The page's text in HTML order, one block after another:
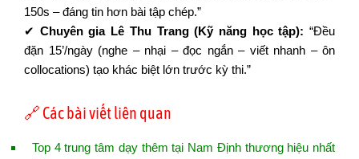
150s – đáng tin hơn bài tập chép.”
✔ Chuyên gia Lê Thu Trang (Kỹ năng học tập): “Đều
đặn 15’/ngày (nghe – nhại – đọc ngắn – viết nhanh – ôn
collocations) tạo khác biệt lớn trước kỳ thi.”
🔗 Các bài viết liên quan
Top 4 trung tâm dạy thêm tại Nam Định thương hiệu nhất